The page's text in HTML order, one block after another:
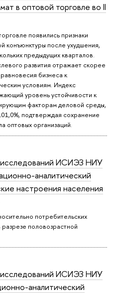
в оптовой торговле во II
появились признаки
конъюнктуры после ухудшения,
предыдущих кварталов.
развития отражает скорее
бизнеса к
условиям. Индекс
уровень устойчивости к
факторам деловой среды,
подтверждая сохранение
оптовых организаций.
ИСИЭЗ НИУ
аналитический
настроения населения
потребительских
половозрастной
ИСИЭЗ НИУ
аналитический